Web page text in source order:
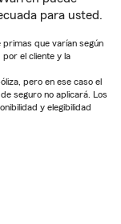
para usted.
primas que varían según
el cliente y la
pero en ese caso el
seguro no aplicará. Los
y elegibilidad